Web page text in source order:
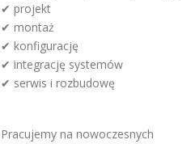
✔ projekt
✔ montaż
✔ konfigurację
✔ integrację systemów
✔ serwis i rozbudowę
Pracujemy na nowoczesnych